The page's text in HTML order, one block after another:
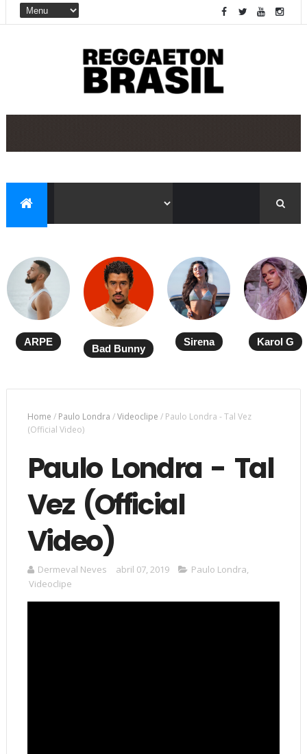
ARPE
Bad Bunny
Sirena Karol G
Home / Paulo Londra /Videoclipe / Paulo Londra - Tal Vez
(Official Video)
Paulo Londra - Tal
Vez (Official
Video)
Dermeval Neves abril 07, 2019 Paulo Londra,
Videoclipe